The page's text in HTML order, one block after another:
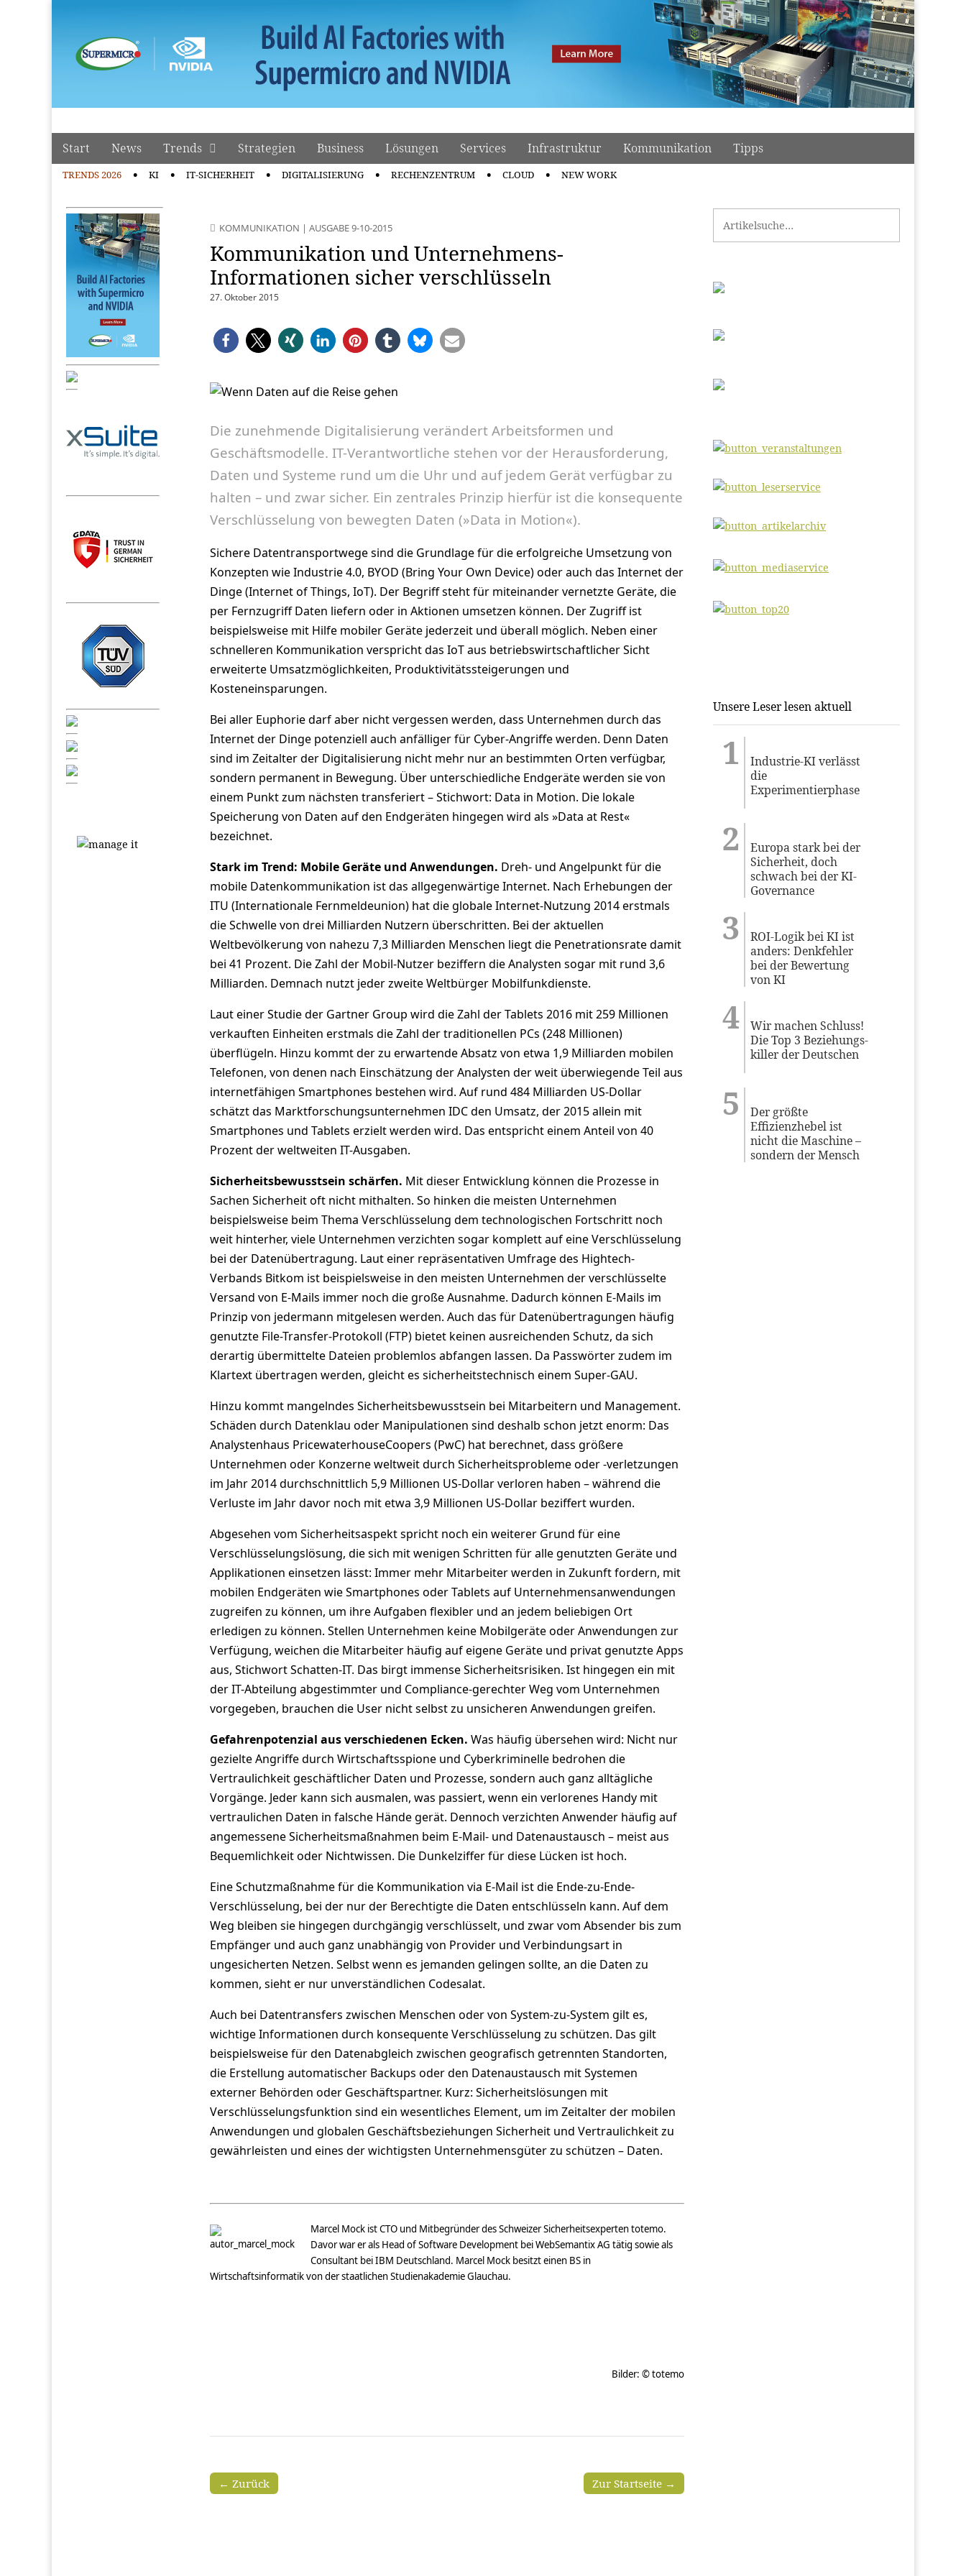
manage it
Main menu
Skip to content
Start News Trends Strategien Business Lösungen Services Infrastruktur Kommunikation Tipps
TRENDS 2026 KI IT-SICHERHEIT DIGITALISIERUNG RECHENZENTRUM CLOUD NEW WORK
KOMMUNIKATION | AUSGABE 9-10-2015
Kommunikation und Unternehmens-
Informationen sicher verschlüsseln
27. Oktober 2015
Die zunehmende Digitalisierung verändert Arbeitsformen und
Geschäftsmodelle. IT-Verantwortliche stehen vor der Herausforderung,
Daten und Systeme rund um die Uhr und auf jedem Gerät verfügbar zu
halten – und zwar sicher. Ein zentrales Prinzip hierfür ist die konsequente
Verschlüsselung von bewegten Daten (»Data in Motion«).
Sichere Datentransportwege sind die Grundlage für die erfolgreiche Umsetzung von
Konzepten wie Industrie 4.0, BYOD (Bring Your Own Device) oder auch das Internet der
Dinge (Internet of Things, IoT). Der Begriff steht für miteinander vernetzte Geräte, die
per Fernzugriff Daten liefern oder in Aktionen umsetzen können. Der Zugriff ist
beispielsweise mit Hilfe mobiler Geräte jederzeit und überall möglich. Neben einer
schnelleren Kommunikation verspricht das IoT aus betriebswirtschaftlicher Sicht
erweiterte Umsatzmöglichkeiten, Produktivitätssteigerungen und
Kosteneinsparungen.
Bei aller Euphorie darf aber nicht vergessen werden, dass Unternehmen durch das
Internet der Dinge potenziell auch anfälliger für Cyber-Angriffe werden. Denn Daten
sind im Zeitalter der Digitalisierung nicht mehr nur an bestimmten Orten verfügbar,
sondern permanent in Bewegung. Über unterschiedliche Endgeräte werden sie von
einem Punkt zum nächsten transferiert – Stichwort: Data in Motion. Die lokale
Speicherung von Daten auf den Endgeräten hingegen wird als »Data at Rest«
bezeichnet.
Stark im Trend: Mobile Geräte und Anwendungen. Dreh- und Angelpunkt für die
mobile Datenkommunikation ist das allgegenwärtige Internet. Nach Erhebungen der
ITU (Internationale Fernmeldeunion) hat die globale Internet-Nutzung 2014 erstmals
die Schwelle von drei Milliarden Nutzern überschritten. Bei der aktuellen
Weltbevölkerung von nahezu 7,3 Milliarden Menschen liegt die Penetrationsrate damit
bei 41 Prozent. Die Zahl der Mobil-Nutzer beziffern die Analysten sogar mit rund 3,6
Milliarden. Demnach nutzt jeder zweite Weltbürger Mobilfunkdienste.
Laut einer Studie der Gartner Group wird die Zahl der Tablets 2016 mit 259 Millionen
verkauften Einheiten erstmals die Zahl der traditionellen PCs (248 Millionen)
überflügeln. Hinzu kommt der zu erwartende Absatz von etwa 1,9 Milliarden mobilen
Telefonen, von denen nach Einschätzung der Analysten der weit überwiegende Teil aus
internetfähigen Smartphones bestehen wird. Auf rund 484 Milliarden US-Dollar
schätzt das Marktforschungsunternehmen IDC den Umsatz, der 2015 allein mit
Smartphones und Tablets erzielt werden wird. Das entspricht einem Anteil von 40
Prozent der weltweiten IT-Ausgaben.
Sicherheitsbewusstsein schärfen. Mit dieser Entwicklung können die Prozesse in
Sachen Sicherheit oft nicht mithalten. So hinken die meisten Unternehmen
beispielsweise beim Thema Verschlüsselung dem technologischen Fortschritt noch
weit hinterher, viele Unternehmen verzichten sogar komplett auf eine Verschlüsselung
bei der Datenübertragung. Laut einer repräsentativen Umfrage des Hightech-
Verbands Bitkom ist beispielsweise in den meisten Unternehmen der verschlüsselte
Versand von E-Mails immer noch die große Ausnahme. Dadurch können E-Mails im
Prinzip von jedermann mitgelesen werden. Auch das für Datenübertragungen häufig
genutzte File-Transfer-Protokoll (FTP) bietet keinen ausreichenden Schutz, da sich
derartig übermittelte Dateien problemlos abfangen lassen. Da Passwörter zudem im
Klartext übertragen werden, gleicht es sicherheitstechnisch einem Super-GAU.
Hinzu kommt mangelndes Sicherheitsbewusstsein bei Mitarbeitern und Management.
Schäden durch Datenklau oder Manipulationen sind deshalb schon jetzt enorm: Das
Analystenhaus PricewaterhouseCoopers (PwC) hat berechnet, dass größere
Unternehmen oder Konzerne weltweit durch Sicherheitsprobleme oder -verletzungen
im Jahr 2014 durchschnittlich 5,9 Millionen US-Dollar verloren haben – während die
Verluste im Jahr davor noch mit etwa 3,9 Millionen US-Dollar beziffert wurden.
Abgesehen vom Sicherheitsaspekt spricht noch ein weiterer Grund für eine
Verschlüsselungslösung, die sich mit wenigen Schritten für alle genutzten Geräte und
Applikationen einsetzen lässt: Immer mehr Mitarbeiter werden in Zukunft fordern, mit
mobilen Endgeräten wie Smartphones oder Tablets auf Unternehmensanwendungen
zugreifen zu können, um ihre Aufgaben flexibler und an jedem beliebigen Ort
erledigen zu können. Stellen Unternehmen keine Mobilgeräte oder Anwendungen zur
Verfügung, weichen die Mitarbeiter häufig auf eigene Geräte und privat genutzte Apps
aus, Stichwort Schatten-IT. Das birgt immense Sicherheitsrisiken. Ist hingegen ein mit
der IT-Abteilung abgestimmter und Compliance-gerechter Weg vom Unternehmen
vorgegeben, brauchen die User nicht selbst zu unsicheren Anwendungen greifen.
Gefahrenpotenzial aus verschiedenen Ecken. Was häufig übersehen wird: Nicht nur
gezielte Angriffe durch Wirtschaftsspione und Cyberkriminelle bedrohen die
Vertraulichkeit geschäftlicher Daten und Prozesse, sondern auch ganz alltägliche
Vorgänge. Jeder kann sich ausmalen, was passiert, wenn ein verlorenes Handy mit
vertraulichen Daten in falsche Hände gerät. Dennoch verzichten Anwender häufig auf
angemessene Sicherheitsmaßnahmen beim E-Mail- und Datenaustausch – meist aus
Bequemlichkeit oder Nichtwissen. Die Dunkelziffer für diese Lücken ist hoch.
Eine Schutzmaßnahme für die Kommunikation via E-Mail ist die Ende-zu-Ende-
Verschlüsselung, bei der nur der Berechtigte die Daten entschlüsseln kann. Auf dem
Weg bleiben sie hingegen durchgängig verschlüsselt, und zwar vom Absender bis zum
Empfänger und auch ganz unabhängig von Provider und Verbindungsart in
ungesicherten Netzen. Selbst wenn es jemanden gelingen sollte, an die Daten zu
kommen, sieht er nur unverständlichen Codesalat.
Auch bei Datentransfers zwischen Menschen oder von System-zu-System gilt es,
wichtige Informationen durch konsequente Verschlüsselung zu schützen. Das gilt
beispielsweise für den Datenabgleich zwischen geografisch getrennten Standorten,
die Erstellung automatischer Backups oder den Datenaustausch mit Systemen
externer Behörden oder Geschäftspartner. Kurz: Sicherheitslösungen mit
Verschlüsselungsfunktion sind ein wesentliches Element, um im Zeitalter der mobilen
Anwendungen und globalen Geschäftsbeziehungen Sicherheit und Vertraulichkeit zu
gewährleisten und eines der wichtigsten Unternehmensgüter zu schützen – Daten.
Marcel Mock ist CTO und Mitbegründer des Schweizer Sicherheitsexperten totemo.
Davor war er als Head of Software Development bei WebSemantix AG tätig sowie als
Consultant bei IBM Deutschland. Marcel Mock besitzt einen BS in
Wirtschaftsinformatik von der staatlichen Studienakademie Glauchau.
Bilder: © totemo
Zur Startseite →
← Zurück
Unsere Leser lesen aktuell
Industrie-KI verlässt
die
Experimentierphase
Europa stark bei der
Sicherheit, doch
schwach bei der KI-
Governance
ROI-Logik bei KI ist
anders: Denkfehler
bei der Bewertung
von KI
Wir machen Schluss!
Die Top 3 Beziehungs-
killer der Deutschen
Der größte
Effizienzhebel ist
nicht die Maschine –
sondern der Mensch